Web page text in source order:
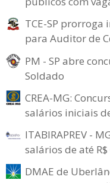
TCE-SP
para Auditor de
PM - SP abre
Soldado
CREA-MG:
salários iniciais
ITABIRAPREV -
salários de até
DMAE de